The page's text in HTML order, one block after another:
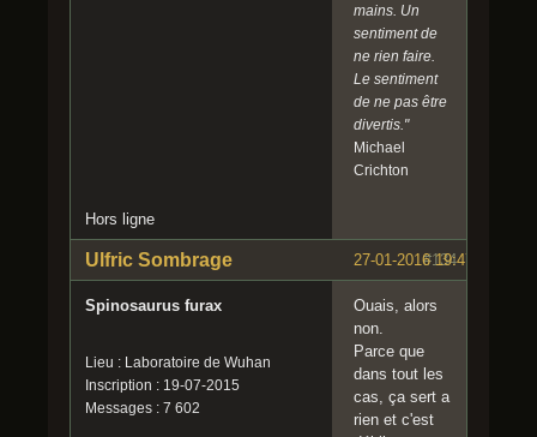
mains. Un
sentiment de
ne rien faire.
Le sentiment
de ne pas être
divertis."
Michael
Crichton
Hors ligne
#134
27-01-2016 19:47:32
Ulfric Sombrage
Spinosaurus furax
Lieu : Laboratoire de Wuhan
Inscription : 19-07-2015
Messages : 7 602
Ouais, alors
non.
Parce que
dans tout les
cas, ça sert a
rien et c'est